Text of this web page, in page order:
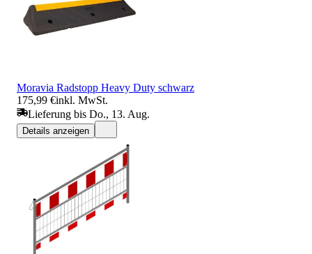
Moravia Radstopp Heavy Duty schwarz
175,99 €inkl. MwSt.
Lieferung bis Do., 13. Aug.
Details anzeigen